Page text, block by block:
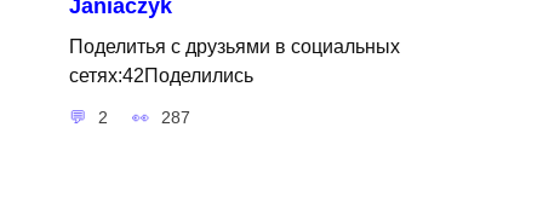
Janiaczyk
Поделитья с друзьями в социальных
сетях:42Поделились
2 287